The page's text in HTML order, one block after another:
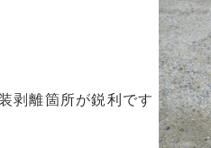
剥離箇所が鋭利です